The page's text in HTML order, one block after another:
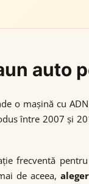
auto
o mașină cu
între 2007 și
frecventă
de aceea,